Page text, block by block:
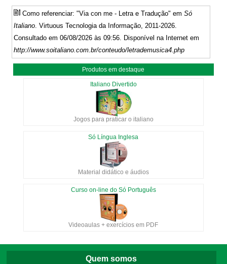
Como referenciar: "Via con me - Letra e Tradução" emSó
Italiano. Virtuous Tecnologia da Informação, 2011-2026.
Consultado em 06/08/2026 às 09:56. Disponível na Internet em
http://www.soitaliano.com.br/conteudo/letrademusica4.php
Produtos em destaque
Italiano Divertido
Jogos para praticar o italiano
Só Língua Inglesa
Material didático e áudios
Curso on-line do Só Português
Videoaulas + exercícios em PDF
Quem somos